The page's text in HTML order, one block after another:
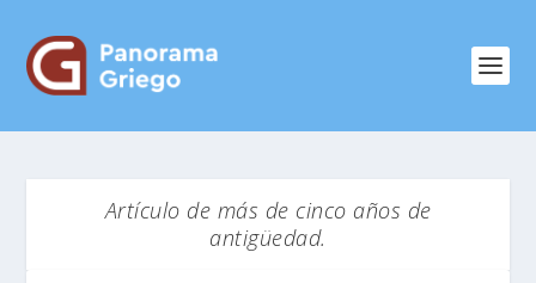
Artículo de más de cinco años de
antigüedad.